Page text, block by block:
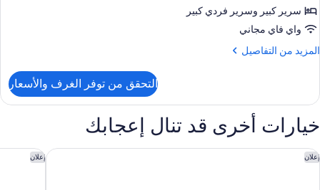
عاديةسرير كبير‫‬ وسرير فردي كبير
واي فاي مجاني
المزيد من التفاصيل
المزيد
غرفة
مزدوجة
عادية
التحقق من توفر الغرف والأسعار
خيارات أخرى قد تنال إعجابك
إعلان
ترايب بودابست إيربورت إعلان
كمينسكي